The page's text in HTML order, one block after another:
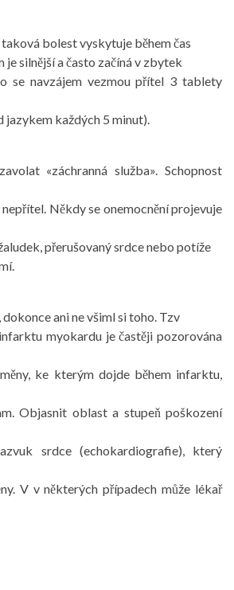
bolest vyskytuje během čas
je silnější a často začíná v zbytek
se navzájem vezmou přítel 3 tablety
jazykem každých 5 minut).
«záchranná služba». Schopnost
Někdy se onemocnění projevuje
přerušovaný srdce nebo potíže
ani ne všiml si toho. Tzv
myokardu je častěji pozorována
ke kterým dojde během infarktu,
Objasnit oblast a stupeň poškození
srdce (echokardiografie), který
V v některých případech může lékař